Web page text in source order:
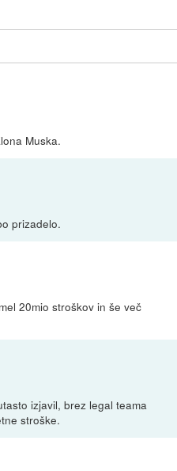
Muska.
prizadelo.
20mio stroškov in še več
izjavil, brez legal teama
stroške.